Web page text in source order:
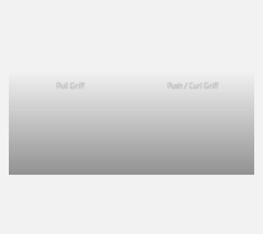
Pull Griff Push / Curl Griff